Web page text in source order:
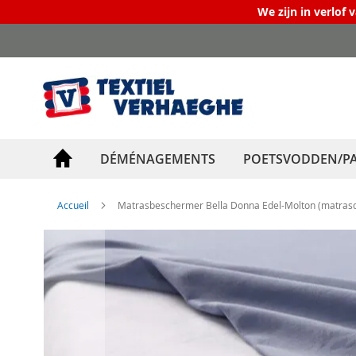
We zijn in verlof
au
DÉMÉNAGEMENTS POETSVODDEN/
Accueil Matrasbeschermer Bella Donna Edel-Molton
to
the
end
of